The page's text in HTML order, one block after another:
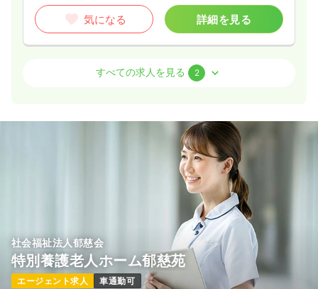
気になる 詳細を見る
第二新卒可
詳細を見る
日勤のみ（パート） 一時募集休止
すべての求人を見る 2
社会福祉法人郁慈会
特別養護老人ホーム郁慈苑
エージェント求人 車通勤可